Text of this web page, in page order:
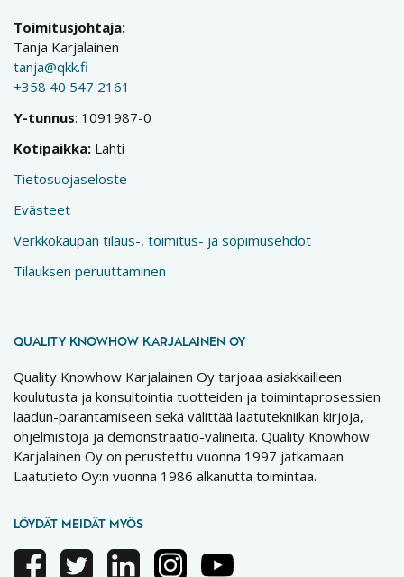
Toimitusjohtaja:
Tanja Karjalainen
tanja@qkk.fi
+358 40 547 2161
Y-tunnus: 1091987-0
Kotipaikka: Lahti
Tietosuojaseloste
Evästeet
Verkkokaupan tilaus-, toimitus- ja sopimusehdot
Tilauksen peruuttaminen
QUALITY KNOWHOW KARJALAINEN OY
Quality Knowhow Karjalainen Oy tarjoaa asiakkailleen
koulutusta ja konsultointia tuotteiden ja toimintaprosessien
laadun-parantamiseen sekä välittää laatutekniikan kirjoja,
ohjelmistoja ja demonstraatio-välineitä. Quality Knowhow
Karjalainen Oy on perustettu vuonna 1997 jatkamaan
Laatutieto Oy:n vuonna 1986 alkanutta toimintaa.
LÖYDÄT MEIDÄT MYÖS
FacebookTwitter LinkedinInstagramYoutube